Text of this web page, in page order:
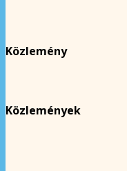
Közlemény
Közlemények